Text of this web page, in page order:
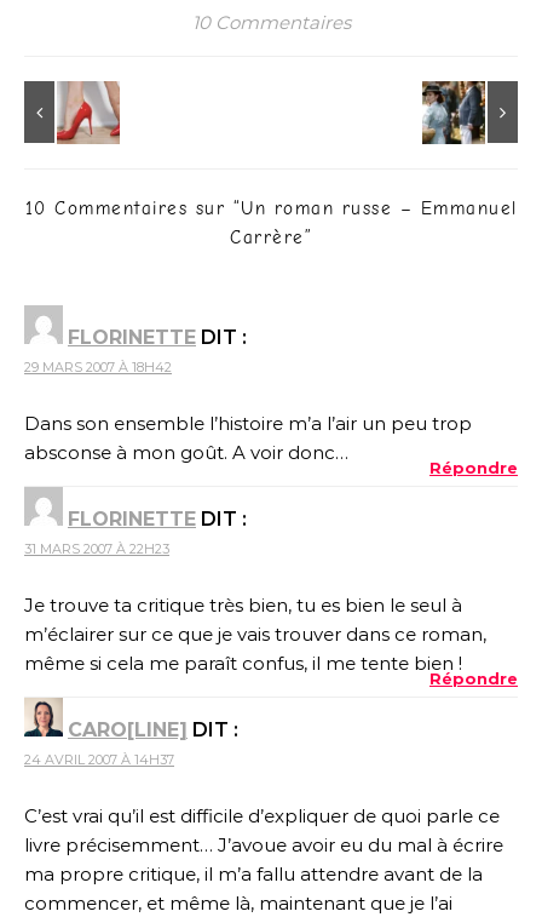
10 Commentaires
10 Commentaires sur “Un roman russe – Emmanuel
Carrère”
FLORINETTE DIT :
29 MARS 2007 À 18H42
Dans son ensemble l’histoire m’a l’air un peu trop
absconse à mon goût. A voir donc…
Répondre
FLORINETTE DIT :
31 MARS 2007 À 22H23
Je trouve ta critique très bien, tu es bien le seul à
m’éclairer sur ce que je vais trouver dans ce roman,
même si cela me paraît confus, il me tente bien !
Répondre
CARO[LINE] DIT :
24 AVRIL 2007 À 14H37
C’est vrai qu’il est difficile d’expliquer de quoi parle ce
livre précisemment… J’avoue avoir eu du mal à écrire
ma propre critique, il m’a fallu attendre avant de la
commencer, et même là, maintenant que je l’ai